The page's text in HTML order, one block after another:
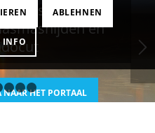
1 2 3 4 5
en
NAAR HET PORTAAL
ABLEHNEN
INFO